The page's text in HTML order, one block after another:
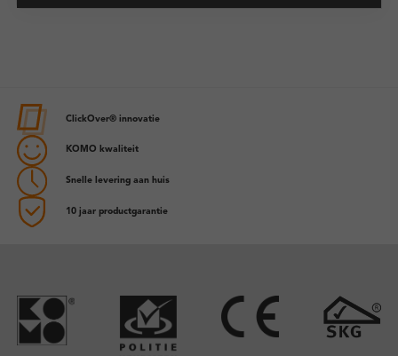
ClickOver® innovatie
KOMO kwaliteit
Snelle levering aan huis
10 jaar productgarantie